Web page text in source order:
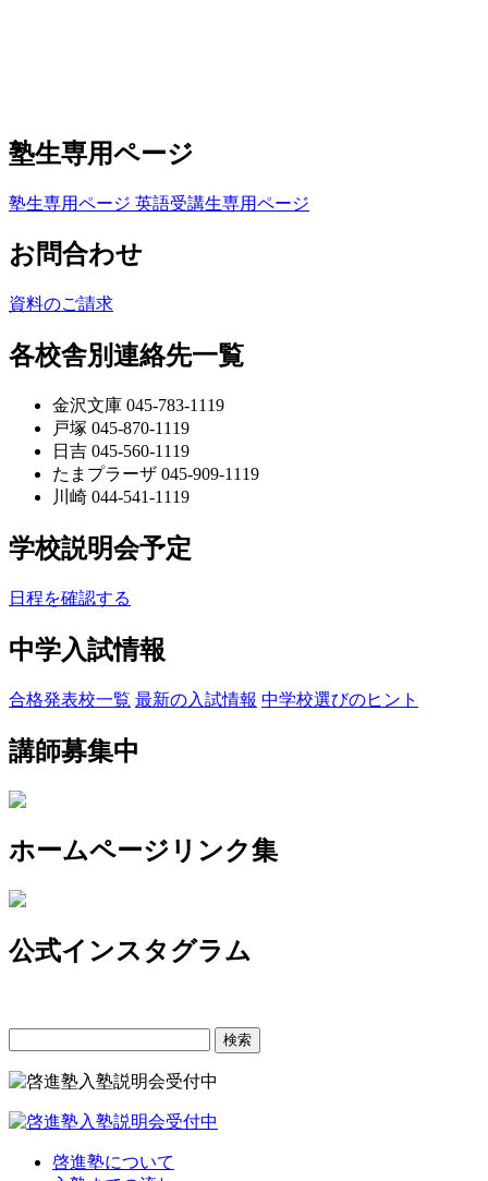
塾生専用ページ
塾生専用ページ 英語受講生専用ページ
お問合わせ
資料のご請求
各校舎別連絡先一覧
金沢文庫 045-783-1119
戸塚 045-870-1119
日吉 045-560-1119
たまプラーザ 045-909-1119
川崎 044-541-1119
学校説明会予定
日程を確認する
中学入試情報
合格発表校一覧 最新の入試情報 中学校選びのヒント
講師募集中
ホームページリンク集
公式インスタグラム
啓進塾について